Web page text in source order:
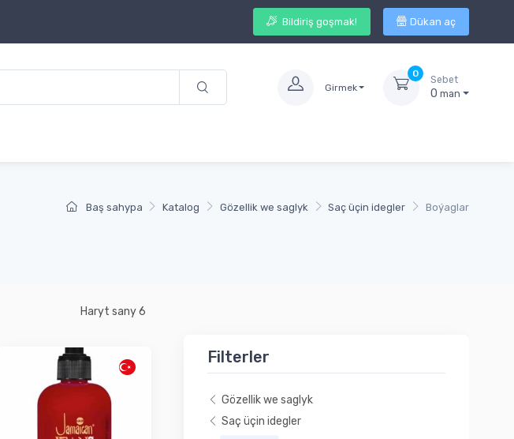
Bildiriş goşmak! Dükan aç
Girmek
0
Sebet
0man
Baş sahypa Katalog Gözellik we saglyk Saç üçin idegler Boýaglar
Filterler
Gözellik we saglyk
Saç üçin idegler
Haryt sany 6